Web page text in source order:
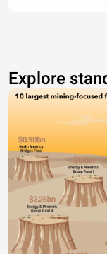
Explore